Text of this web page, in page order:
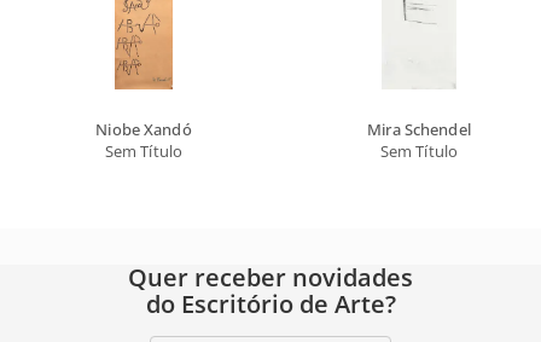
Niobe Xandó
Sem Título
Mira Schendel
Sem Título
Quer receber novidades
do Escritório de Arte?